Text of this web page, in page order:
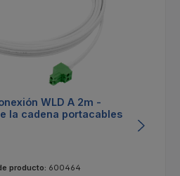
WLD A 2m -
la cadena portacables
producto: 600464